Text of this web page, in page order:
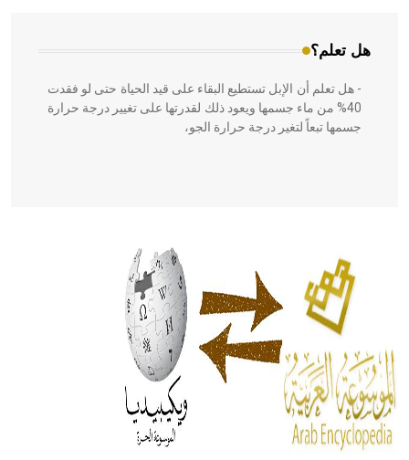
هل تعلم؟
- هل تعلم أن الإبل تستطيع البقاء على قيد الحياة حتى لو فقدت
40% من ماء جسمها ويعود ذلك لقدرتها على تغيير درجة حرارة
جسمها تبعاً لتغير درجة حرارة الجو،
الحكم، الأدلة، تنظيم التغذية، ورسالته في جروح الرأس. ويعود
له الفضل بأنه حرر الطب من الدين والفلسفة.
- هل تعلم أن المرجان إفراز حيواني يتكون في البحر ويتركب
من مادة كربونات الكلسيوم، وهو أحمر أو شديد الحمرة وهو
أجود أنواعه، ويمتاز بكبر الحجم ويسمى الش